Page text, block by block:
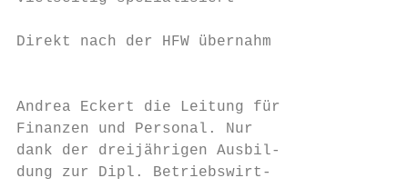
Direkt nach der HFW übernahm
Andrea Eckert die Leitung für
Finanzen und Personal. Nur
dank der dreijährigen Ausbil-
dung zur Dipl. Betriebswirt-